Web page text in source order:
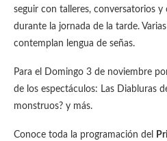
seguir con talleres, conversatorios
durante la jornada de la tarde.
contemplan lengua de señas.
Para el Domingo 3 de noviembre
de los espectáculos: Las Diabluras
monstruos? y más.
Conoce toda la programación del